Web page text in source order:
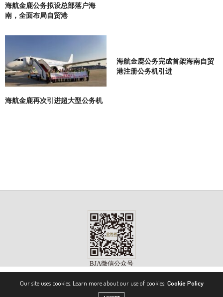
海航金鹿公务拟设总部落户海
南，全面布局自贸港
海航金鹿再次引进超大型公务机
海航金鹿公务完成首架海南自贸
港注册公务机引进
版权所有 ©2023, 《公务机》杂志（BIZJET ADVISOR MAGAZINE）. 保留所有权利。
Our site uses cookies. Learn more about our use of cookies: Cookie Policy